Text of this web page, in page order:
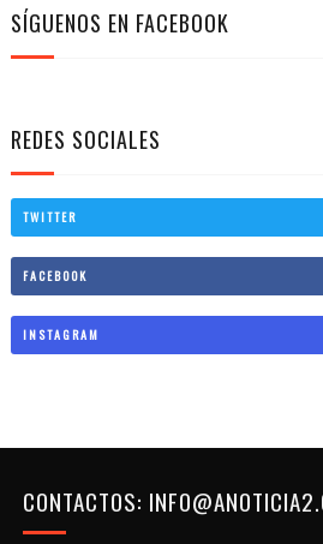
SÍGUENOS EN FACEBOOK
REDES SOCIALES
TWITTER
FACEBOOK
INSTAGRAM
CONTACTOS: